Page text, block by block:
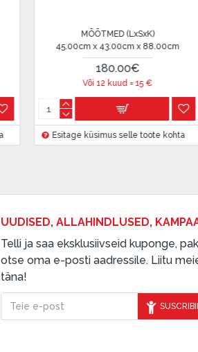
MÕÕTMED (LxSxK)
45.00cm x 43.00cm x 88.00cm
180.00€
Või 12 kuud =15 €
Esitage küsimus selle toote kohta
UUDISED, ALLAHINDLUSED,
Telli ja saa eksklusiivseid kuponge,
otse oma e-posti aadressile. Liitu
täna!